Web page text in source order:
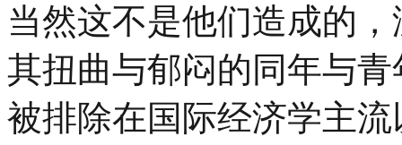
当然这不是他们造成的
其扭曲与郁闷的同年与
被排除在国际经济学主